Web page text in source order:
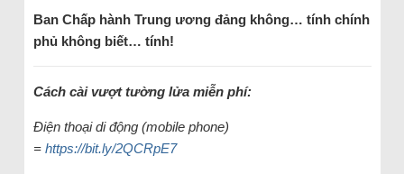
Ban Chấp hành Trung ương đảng không… tính chính
phủ không biết… tính!
Cách cài vượt tường lửa miễn phí:
Điện thoại di động (mobile phone)
= https://bit.ly/2QCRpE7